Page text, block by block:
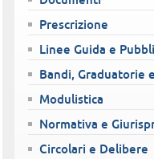
Prescrizione
Linee Guida e
Bandi, Graduatorie
Modulistica
Normativa e
Circolari e Delibere